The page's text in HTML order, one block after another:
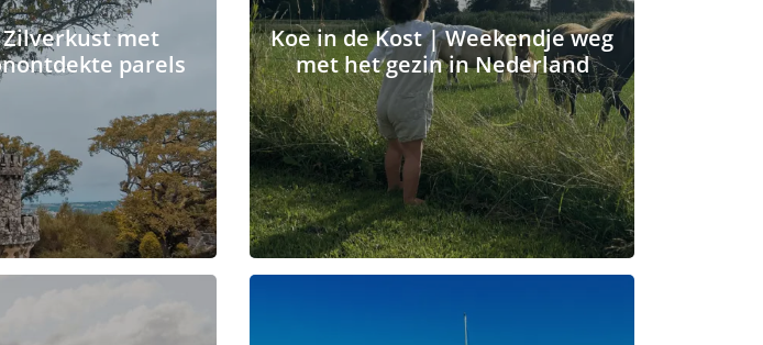
met
parels
Koe in de Kost | Weekendje weg
met het gezin in Nederland